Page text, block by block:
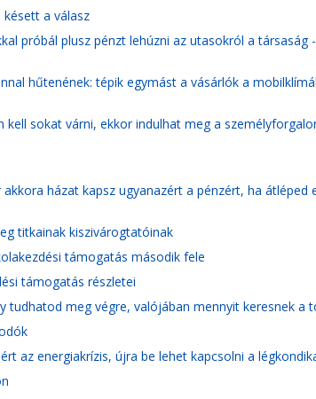
a válasz
próbál plusz pénzt lehúzni az utasokról a társaság -
hűtenének: tépik egymást a vásárlók a
sokat várni, ekkor indulhat meg a
házat kapsz ugyanazért a pénzért, ha átléped
titkainak kiszivárogtatóinak
támogatás második fele
támogatás részletei
tudhatod meg végre, valójában mennyit keresnek a
az energiakrízis, újra be lehet kapcsolni a